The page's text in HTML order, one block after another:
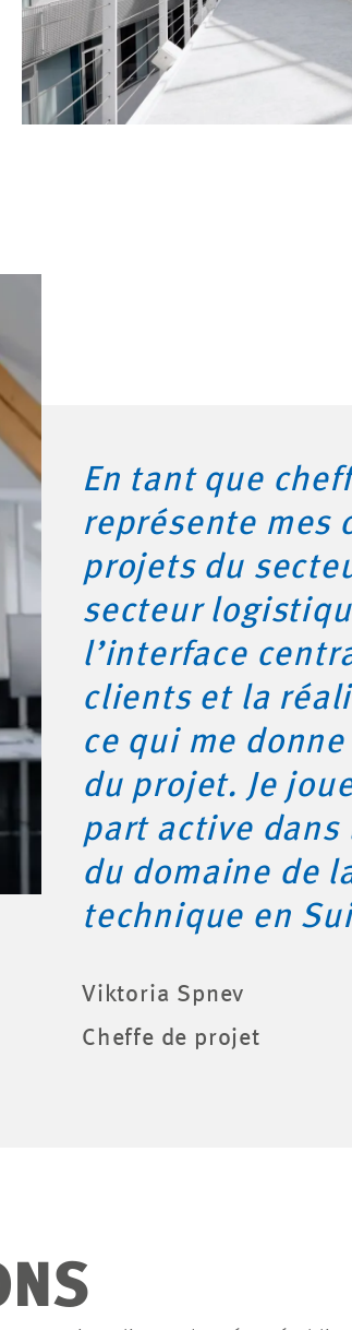
En tant que
représente mes
projets du
secteur
l’interface
clients et la
ce qui me
du projet. Je
part active dans
du domaine de
technique en
Viktoria Spnev
Cheffe de projet